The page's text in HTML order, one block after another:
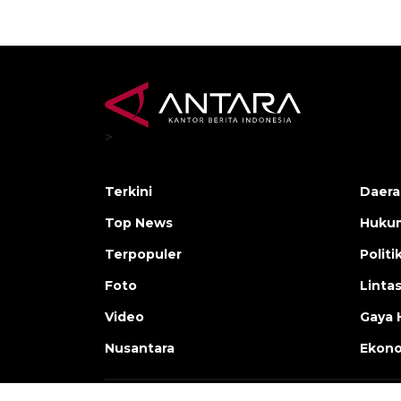
>
Terkini
Top News
Terpopuler
Foto
Video
Nusantara
Gaya